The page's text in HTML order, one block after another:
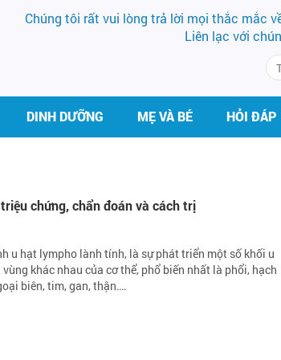
Chúng tôi rất vui lòng trả lời mọi thắc mắc
Liên lạc với
DINH DƯỠNG MẸ VÀ BÉ HỎI ĐÁP
chứng, chẩn đoán và cách trị
u hạt lympho lành tính, là sự phát triển một số khối u
khác nhau của cơ thể, phổ biến nhất là phổi, hạch
biên, tim, gan, thận….